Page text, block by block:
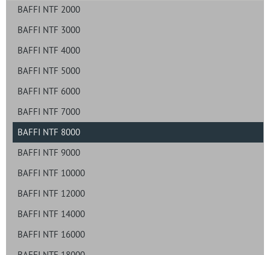
BAFFI NTF 2000
BAFFI NTF 3000
BAFFI NTF 4000
BAFFI NTF 5000
BAFFI NTF 6000
BAFFI NTF 7000
BAFFI NTF 8000
BAFFI NTF 9000
BAFFI NTF 10000
BAFFI NTF 12000
BAFFI NTF 14000
BAFFI NTF 16000